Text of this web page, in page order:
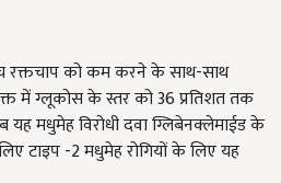
को कम करने के साथ-साथ
में ग्लूकोस के स्तर को 36 प्रतिशत तक
मधुमेह विरोधी दवा ग्लिबेनक्लेमाईड के
टाइप -2 मधुमेह रोगियों के लिए यह